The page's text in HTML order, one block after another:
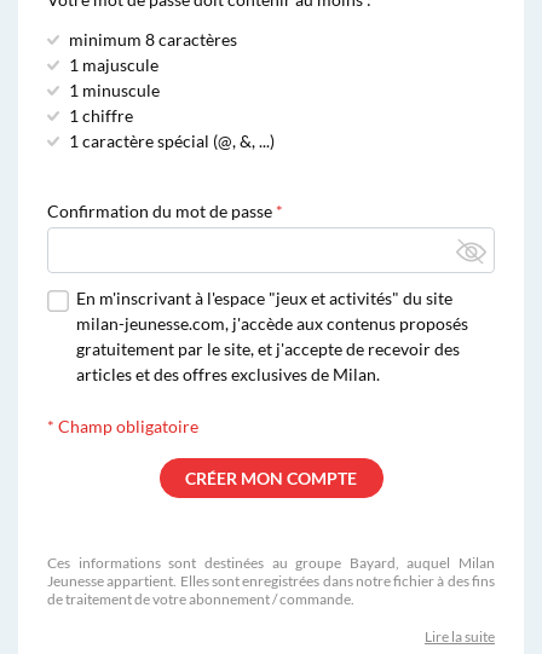
minimum 8 caractères
1 majuscule
1 minuscule
1 chiffre
1 caractère spécial (@, &, ...)
Confirmation du mot de passe
En m'inscrivant à l'espace "jeux et activités" du site
milan-jeunesse.com, j'accède aux contenus proposés
gratuitement par le site, et j'accepte de recevoir des
articles et des offres exclusives de Milan.
* Champ obligatoire
Ces informations sont destinées au groupe Bayard, auquel Milan
Jeunesse appartient. Elles sont enregistrées dans notre fichier à des fins
de traitement de votre abonnement / commande.
Lire la suite